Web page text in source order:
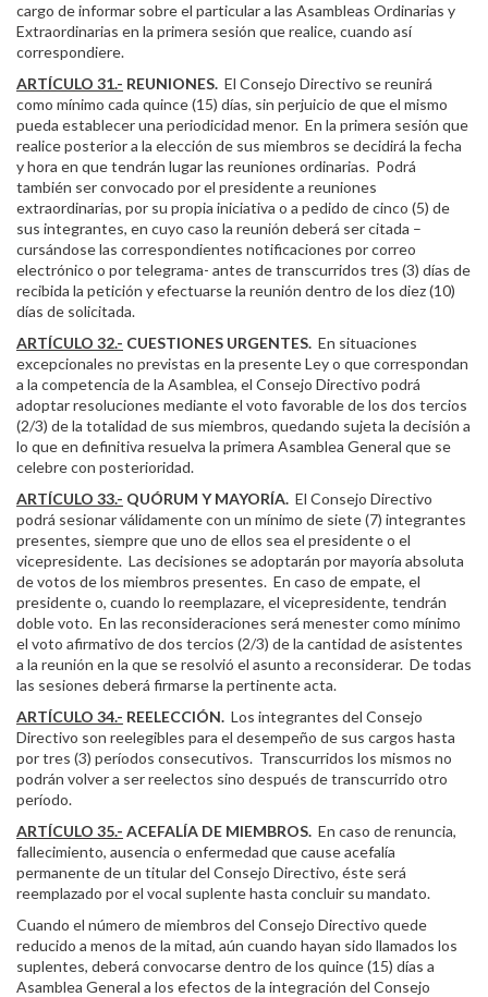
cargo de informar sobre el particular a las Asambleas Ordinarias y
Extraordinarias en la primera sesión que realice, cuando así
correspondiere.
ARTÍCULO 31.- REUNIONES. El Consejo Directivo se reunirá
como mínimo cada quince (15) días, sin perjuicio de que el mismo
pueda establecer una periodicidad menor. En la primera sesión que
realice posterior a la elección de sus miembros se decidirá la fecha
y hora en que tendrán lugar las reuniones ordinarias. Podrá
también ser convocado por el presidente a reuniones
extraordinarias, por su propia iniciativa o a pedido de cinco (5) de
sus integrantes, en cuyo caso la reunión deberá ser citada –
cursándose las correspondientes notificaciones por correo
electrónico o por telegrama- antes de transcurridos tres (3) días de
recibida la petición y efectuarse la reunión dentro de los diez (10)
días de solicitada.
ARTÍCULO 32.- CUESTIONES URGENTES. En situaciones
excepcionales no previstas en la presente Ley o que correspondan
a la competencia de la Asamblea, el Consejo Directivo podrá
adoptar resoluciones mediante el voto favorable de los dos tercios
(2/3) de la totalidad de sus miembros, quedando sujeta la decisión a
lo que en definitiva resuelva la primera Asamblea General que se
celebre con posterioridad.
ARTÍCULO 33.- QUÓRUM Y MAYORÍA. El Consejo Directivo
podrá sesionar válidamente con un mínimo de siete (7) integrantes
presentes, siempre que uno de ellos sea el presidente o el
vicepresidente. Las decisiones se adoptarán por mayoría absoluta
de votos de los miembros presentes. En caso de empate, el
presidente o, cuando lo reemplazare, el vicepresidente, tendrán
doble voto. En las reconsideraciones será menester como mínimo
el voto afirmativo de dos tercios (2/3) de la cantidad de asistentes
a la reunión en la que se resolvió el asunto a reconsiderar. De todas
las sesiones deberá firmarse la pertinente acta.
ARTÍCULO 34.- REELECCIÓN. Los integrantes del Consejo
Directivo son reelegibles para el desempeño de sus cargos hasta
por tres (3) períodos consecutivos. Transcurridos los mismos no
podrán volver a ser reelectos sino después de transcurrido otro
período.
ARTÍCULO 35.- ACEFALÍA DE MIEMBROS. En caso de renuncia,
fallecimiento, ausencia o enfermedad que cause acefalía
permanente de un titular del Consejo Directivo, éste será
reemplazado por el vocal suplente hasta concluir su mandato.
Cuando el número de miembros del Consejo Directivo quede
reducido a menos de la mitad, aún cuando hayan sido llamados los
suplentes, deberá convocarse dentro de los quince (15) días a
Asamblea General a los efectos de la integración del Consejo